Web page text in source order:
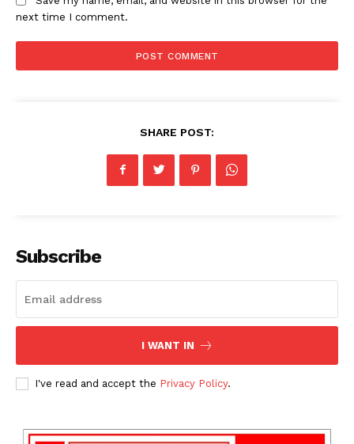
next time I comment.
SHARE POST:
Subscribe
I WANT IN
I've read and accept the Privacy Policy.